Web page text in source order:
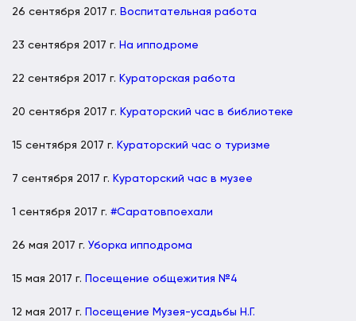
26 сентября 2017 г. Воспитательная работа
23 сентября 2017 г. На ипподроме
22 сентября 2017 г. Кураторская работа
20 сентября 2017 г. Кураторский час в библиотеке
15 сентября 2017 г. Кураторский час о туризме
7 сентября 2017 г. Кураторский час в музее
1 сентября 2017 г. #Саратовпоехали
26 мая 2017 г. Уборка ипподрома
15 мая 2017 г. Посещение общежития №4
12 мая 2017 г. Посещение Музея-усадьбы Н.Г.